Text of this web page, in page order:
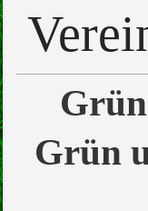
Grün